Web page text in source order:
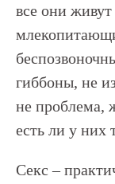
все они
гиббоны, не
не проблема,
есть ли у них
Секс –